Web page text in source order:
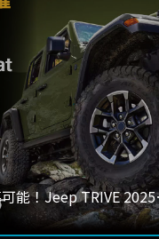
能！Jeep TRIVE